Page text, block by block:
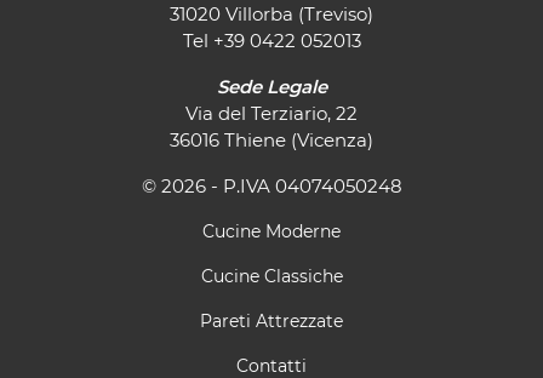
31020 Villorba (Treviso)
Tel +39 0422 052013
Sede Legale
Via del Terziario, 22
36016 Thiene (Vicenza)
© 2026 - P.IVA 04074050248
Cucine Moderne
Cucine Classiche
Pareti Attrezzate
Contatti